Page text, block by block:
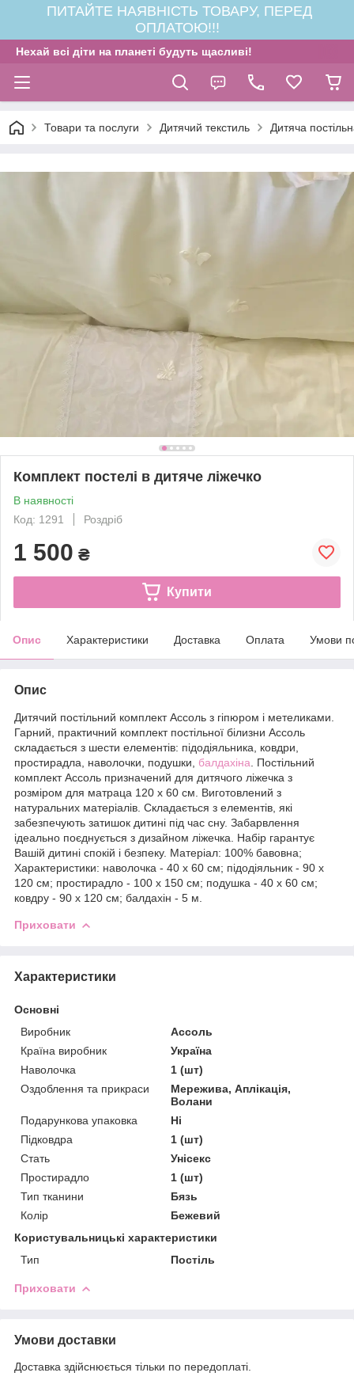
ПИТАЙТЕ НАЯВНІСТЬ ТОВАРУ, ПЕРЕД
ОПЛАТОЮ!!!
Нехай всі діти на планеті будуть щасливі!
Товари та послуги Дитячий текстиль Дитяча
Комплект постелі в дитяче ліжечко
В наявності
Код: 1291
Роздріб
1 500 ₴
Купити
Опис Характеристики Доставка Оплата Умови
Опис
Дитячий постільний комплект Ассоль з гіпюром і метеликами.
Гарний, практичний комплект постільної білизни Ассоль
складається з шести елементів: підодіяльника, ковдри,
простирадла, наволочки, подушки, балдахіна . Постільний
комплект Ассоль призначений для дитячого ліжечка з
розміром для матраца 120 x 60 см. Виготовлений з
натуральних матеріалів. Складається з елементів, які
забезпечують затишок дитині під час сну. Забарвлення
ідеально поєднується з дизайном ліжечка. Набір гарантує
Вашій дитині спокій і безпеку. Матеріал: 100% бавовна;
Характеристики: наволочка - 40 x 60 см; підодіяльник - 90 x
120 см; простирадло - 100 x 150 см; подушка - 40 x 60 см;
ковдру - 90 x 120 см; балдахін - 5 м.
Приховати
Характеристики
Основні
Виробник
Ассоль
Країна виробник
Україна
Наволочка
1 (шт)
Оздоблення та прикраси
Мережива, Аплікація,
Волани
Подарункова упаковка
Ні
Підковдра
1 (шт)
Стать
Унісекс
Простирадло
1 (шт)
Тип тканини
Бязь
Колір
Бежевий
Користувальницькі характеристики
Тип
Постіль
Приховати
Умови доставки
Доставка здійснюється тільки по передоплаті.